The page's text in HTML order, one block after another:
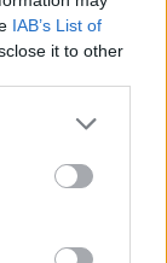
IAB’s List of
it to other